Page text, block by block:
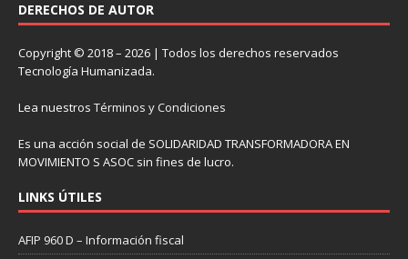
DERECHOS DE AUTOR
Copyright © 2018 – 2026 | Todos los derechos reservados
Tecnología Humanizada.
Lea nuestros Términos y Condiciones
Es una acción social de SOLIDARIDAD TRANSFORMADORA EN
MOVIMIENTO S ASOC sin fines de lucro.
LINKS ÚTILES
AFIP 960 D – Información fiscal